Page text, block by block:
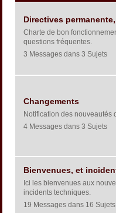
Directives
Charte de bon
questions fréquentes.
3 Messages dans 3 Sujets
Changements
Notification des nouveautés
4 Messages dans 3 Sujets
Bienvenues, et
Ici les bienvenues aux
incidents techniques.
19 Messages dans 16 Sujets